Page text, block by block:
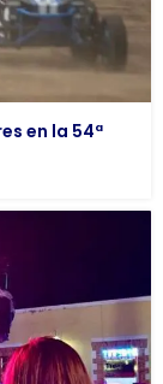
en la 54ª